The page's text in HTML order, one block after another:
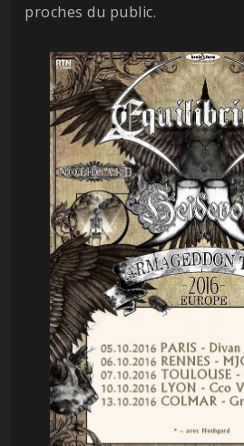
proches du public.